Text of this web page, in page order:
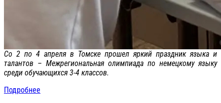
Со 2 по 4 апреля в Томске прошел яркий праздник языка и
талантов – Межрегиональная олимпиада по немецкому языку
среди обучающихся 3-4 классов.
Подробнее